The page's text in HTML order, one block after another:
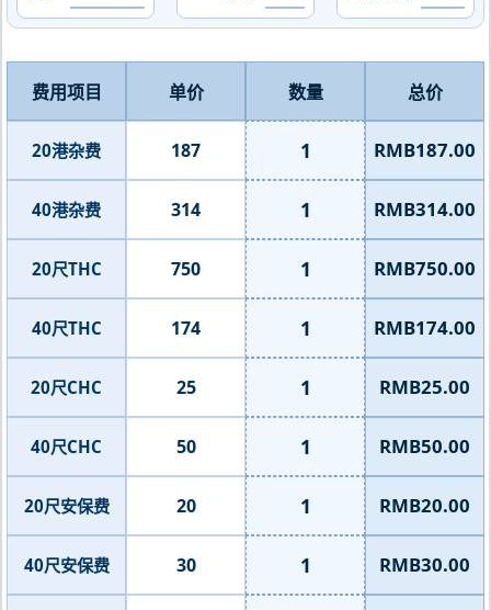
费用项目 单价 数量 总价
20港杂费 187 1 RMB187.00
40港杂费 314 1 RMB314.00
20尺THC 750 1 RMB750.00
40尺THC 174 1 RMB174.00
20尺CHC 25 1 RMB25.00
40尺CHC 50 1 RMB50.00
20尺安保费 20 1 RMB20.00
40尺安保费 30 1 RMB30.00